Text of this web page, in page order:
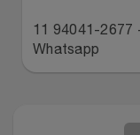
11 94041-2677
Whatsapp